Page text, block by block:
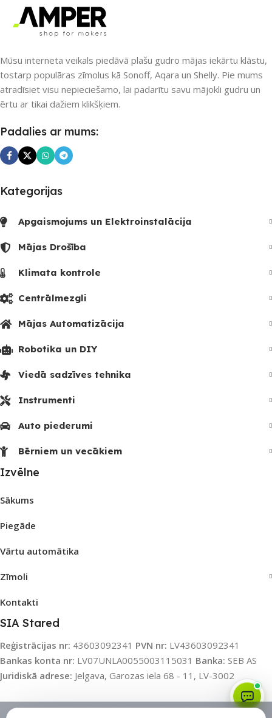
PIEEJAMS UZREIZ
Nē
UZREIZ PIEEJAMAIS
SKAITS
UZREIZ PIEEJAMAIS
SKAITS
Mūsu interneta veikals piedāvā plašu gudro mājas iekārtu klāstu,
tostarp populāras zīmolus kā Sonoff, Aqara un Shelly. Pie mums
atradīsiet visu nepieciešamo, lai padarītu savu mājokli gudru un
ērtu ar tikai dažiem klikšķiem.
Padalies ar mums:
Kategorijas
Apgaismojums un Elektroinstalācija
Mājas Drošība
Klimata kontrole
Centrālmezgli
Mājas Automatizācija
Robotika un DIY
Viedā sadzīves tehnika
Instrumenti
Auto piederumi
Bērniem un vecākiem
Izvēlne
Sākums
Piegāde
Vārtu automātika
Zīmoli
Kontakti
SIA Stared
Reģistrācijas nr: 43603092341 PVN nr: LV43603092341
Bankas konta nr: LV07UNLA0055003115031 Banka: SEB AS
Juridiskā adrese: Jelgava, Garozas iela 68 - 11, LV-3002